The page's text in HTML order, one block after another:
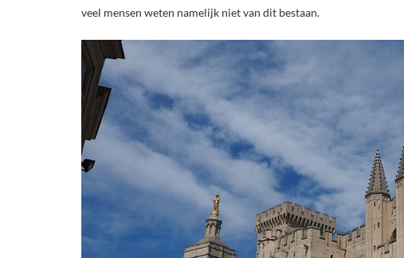
veel mensen weten namelijk niet van dit bestaan.